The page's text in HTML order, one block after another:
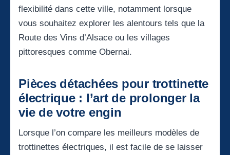
flexibilité dans cette ville, notamment lorsque
vous souhaitez explorer les alentours tels que la
Route des Vins d’Alsace ou les villages
pittoresques comme Obernai.
Pièces détachées pour trottinette
électrique : l’art de prolonger la
vie de votre engin
Lorsque l’on compare les meilleurs modèles de
trottinettes électriques, il est facile de se laisser